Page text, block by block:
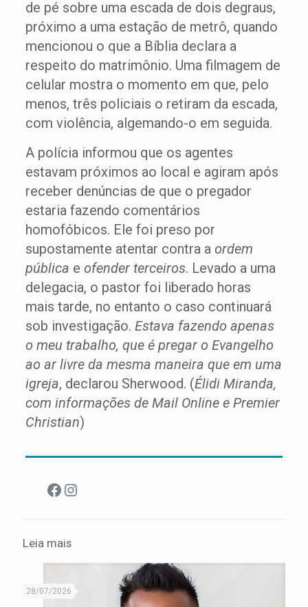
de pé sobre uma escada de dois degraus,
próximo a uma estação de metrô, quando
mencionou o que a Bíblia declara a
respeito do matrimônio. Uma filmagem de
celular mostra o momento em que, pelo
menos, três policiais o retiram da escada,
com violência, algemando-o em seguida.
A polícia informou que os agentes
estavam próximos ao local e agiram após
receber denúncias de que o pregador
estaria fazendo comentários
homofóbicos. Ele foi preso por
supostamente atentar contra a ordem
pública e ofender terceiros. Levado a uma
delegacia, o pastor foi liberado horas
mais tarde, no entanto o caso continuará
sob investigação. Estava fazendo apenas
o meu trabalho, que é pregar o Evangelho
ao ar livre da mesma maneira que em uma
igreja, declarou Sherwood. (Élidi Miranda,
com informações de Mail Online e Premier
Christian)
Facebook
Instagram
Leia mais
28/07/2026